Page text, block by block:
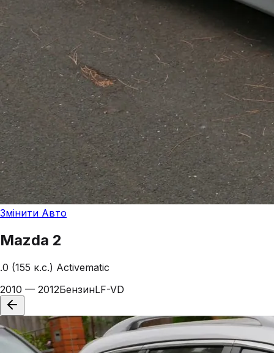
Змінити Авто
Mazda 2
.0 (155 к.с.) Activematic
2010 — 2012БензинLF-VD